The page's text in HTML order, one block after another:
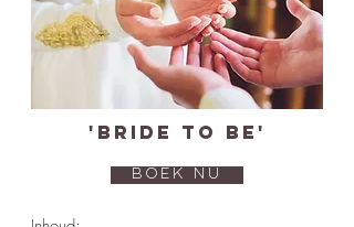
'Bride to Be'
BOEK NU